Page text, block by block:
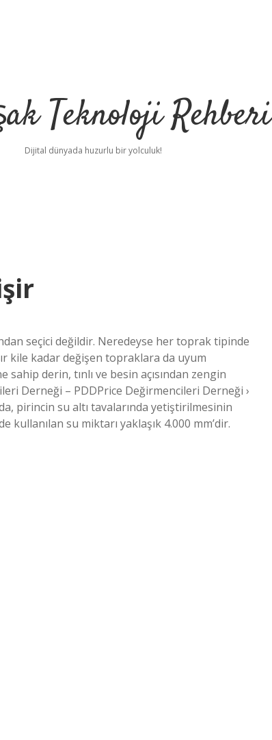
Teknoloji Rehberi
Dijital dünyada huzurlu bir yolculuk!
seçici değildir. Neredeyse her toprak tipinde
kile kadar değişen topraklara da uyum
derin, tınlı ve besin açısından zengin
Derneği – PDDPrice Değirmencileri Derneği ›
pirincin su altı tavalarında yetiştirilmesinin
su miktarı yaklaşık 4.000 mm’dir.